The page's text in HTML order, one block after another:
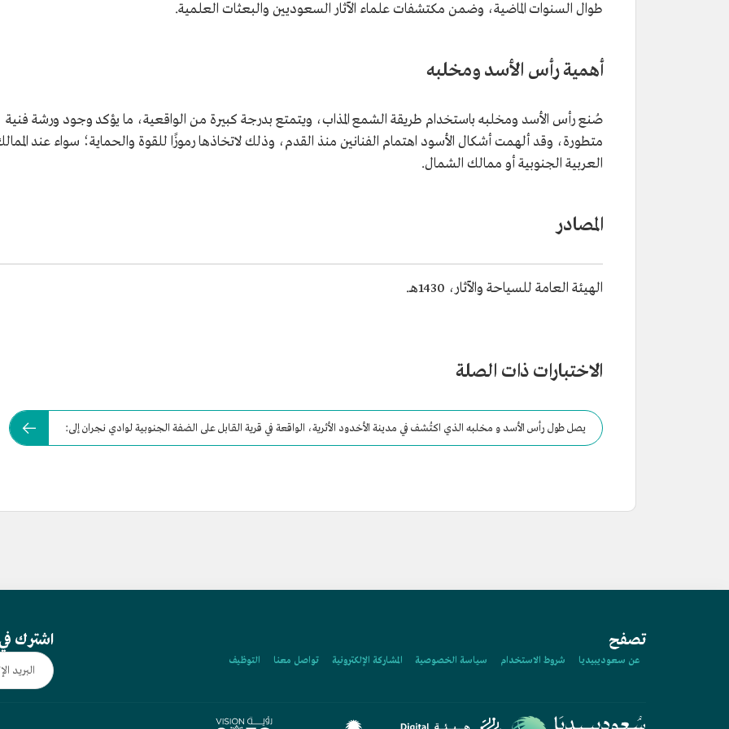
طوال السنوات الماضية، وضمن مكتشفات علماء الآثار السعوديين والبعثات العلمية.
أهمية رأس الأسد ومخلبه
صُنع رأس الأسد ومخلبه باستخدام طريقة الشمع المذاب، ويتمتع بدرجة كبيرة من الواقعية، ما يؤكد وجود ورشة فنية
متطورة، وقد ألهمت أشكال الأسود اهتمام الفنانين منذ القدم، وذلك لاتخاذها رموزًا للقوة والحماية؛ سواء عند
العربية الجنوبية أو ممالك الشمال.
المصادر
الهيئة العامة للسياحة والآثار، 1430هـ.
الاختبارات ذات الصلة
يصل طول رأس الأسد و مخلبه الذي اكتُشف في مدينة الأخدود الأثرية، الواقعة في قرية القابل على الضفة الجنوبية لوادي نجران إلى:
تصفح
عن سعوديبيديا شروط الاستخدام سياسة الخصوصية المشاركة الإلكترونية تواصل معنا التوظيف
اشترك